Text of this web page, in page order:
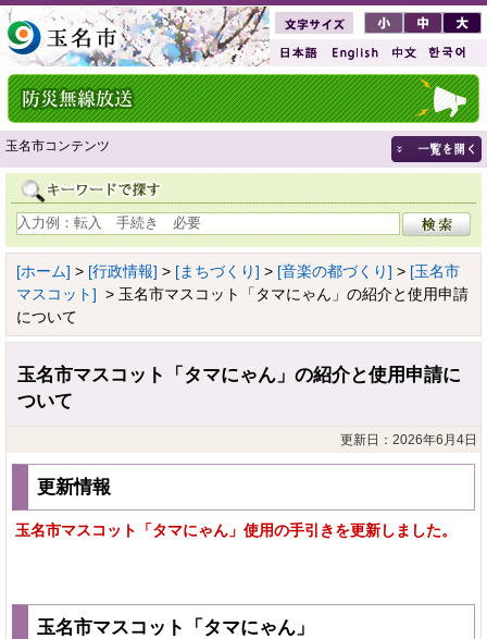
玉名市コンテンツ
[ホーム] > [行政情報] > [まちづくり] > [音楽の都づくり] > [玉名市
マスコット] > 玉名市マスコット「タマにゃん」の紹介と使用申請
について
玉名市マスコット「タマにゃん」の紹介と使用申請に
ついて
更新日：2026年6月4日
更新情報
玉名市マスコット「タマにゃん」使用の手引きを更新しました。
玉名市マスコット「タマにゃん」